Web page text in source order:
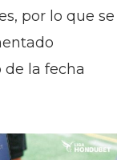
por lo que se
de la fecha